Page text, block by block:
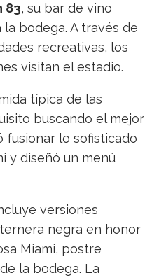
83, su bar de vino
bodega. A través de
recreativas, los
visitan el estadio.
típica de las
buscando el mejor
fusionar lo sofisticado
y diseñó un menú
versiones
negra en honor
Miami, postre
la bodega. La